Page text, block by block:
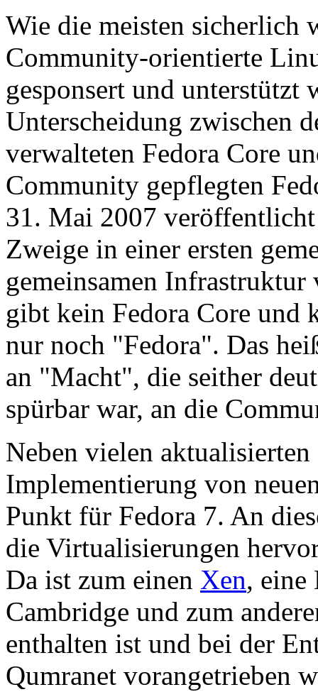
Wie die meisten sicherlich
Community-orientierte
gesponsert und unterstützt
Unterscheidung zwischen
verwalteten Fedora Core
Community gepflegten
31. Mai 2007
Zweige in einer ersten
gemeinsamen Infrastruktur
gibt kein Fedora Core und
nur noch "Fedora". Das
an "Macht", die seither
spürbar war, an die
Neben vielen
Implementierung von
Punkt für Fedora 7. An
die Virtualisierungen
Da ist zum einen Xen,
Cambridge und zum
enthalten ist und bei der
Qumranet vorangetrieben